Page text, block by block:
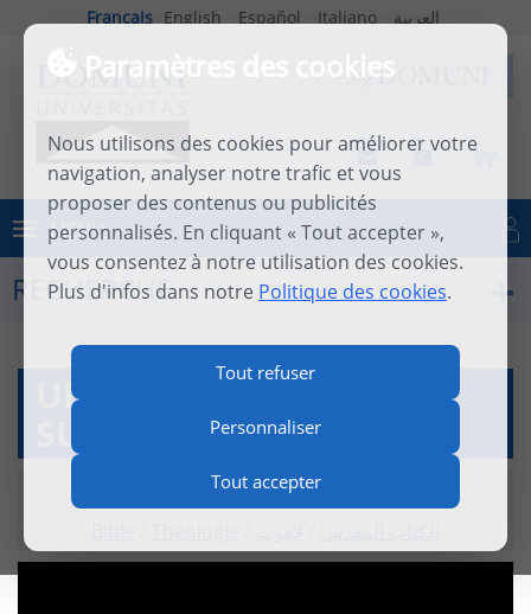
Paramètres des cookies
Nous utilisons des cookies pour améliorer votre
navigation, analyser notre trafic et vous
proposer des contenus ou publicités
personnalisés. En cliquant « Tout accepter »,
vous consentez à notre utilisation des cookies.
Plus d'infos dans notre Politique des cookies.
Tout refuser
Personnaliser
Tout accepter
Français English Español Italiano العربية
MENU Se connecter
RECHERCHE
UN REGARD BIBLIQUE
SUR LA FAMILLE
14 juin 2016|video